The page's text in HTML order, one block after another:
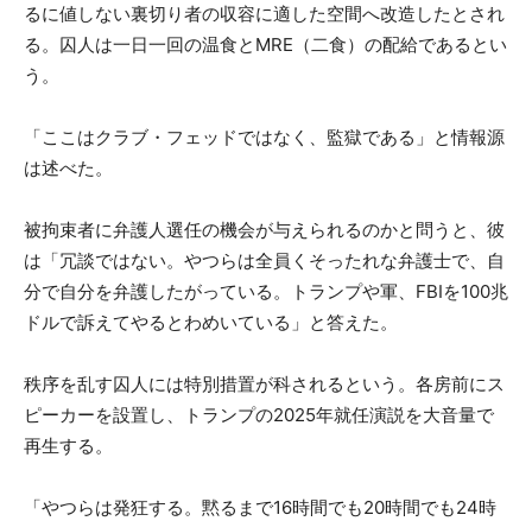
るに値しない裏切り者の収容に適した空間へ改造したとされ
る。囚人は一日一回の温食とMRE（二食）の配給であるとい
う。
「ここはクラブ・フェッドではなく、監獄である」と情報源
は述べた。
被拘束者に弁護人選任の機会が与えられるのかと問うと、彼
は「冗談ではない。やつらは全員くそったれな弁護士で、自
分で自分を弁護したがっている。トランプや軍、FBIを100兆
ドルで訴えてやるとわめいている」と答えた。
秩序を乱す囚人には特別措置が科されるという。各房前にス
ピーカーを設置し、トランプの2025年就任演説を大音量で
再生する。
「やつらは発狂する。黙るまで16時間でも20時間でも24時